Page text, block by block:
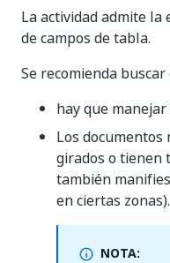
La actividad admite la
de campos de tabla.
Se recomienda
hay que
Los documentos
girados o tienen
también
en ciertas zonas).
NOTA: